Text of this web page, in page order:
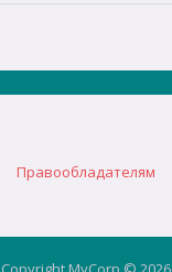
Правообладателям